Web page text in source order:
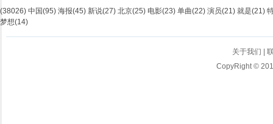
(38026) 中国(95) 海报(45) 新说(27) 北京(25) 电影(23) 单曲(22) 演员(21) 就是(21)
梦想(14)
关于我们
CopyRight ©